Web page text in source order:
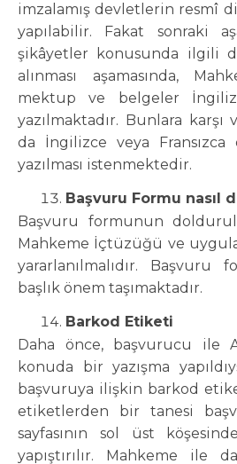
imzalamış devletlerin resmî
yapılabilir. Fakat sonraki
şikâyetler konusunda ilgili
alınması aşamasında,
mektup ve belgeler
yazılmaktadır. Bunlara karşı
da İngilizce veya
yazılması istenmektedir.
Başvuru Formu nasıl
Başvuru formunun
Mahkeme İçtüzüğü ve
yararlanılmalıdır.
başlık önem taşımaktadır.
Barkod Etiketi
Daha önce, başvurucu ile
konuda bir yazışma
başvuruya ilişkin barkod
etiketlerden bir tanesi
sayfasının sol üst
yapıştırılır. Mahkeme ile